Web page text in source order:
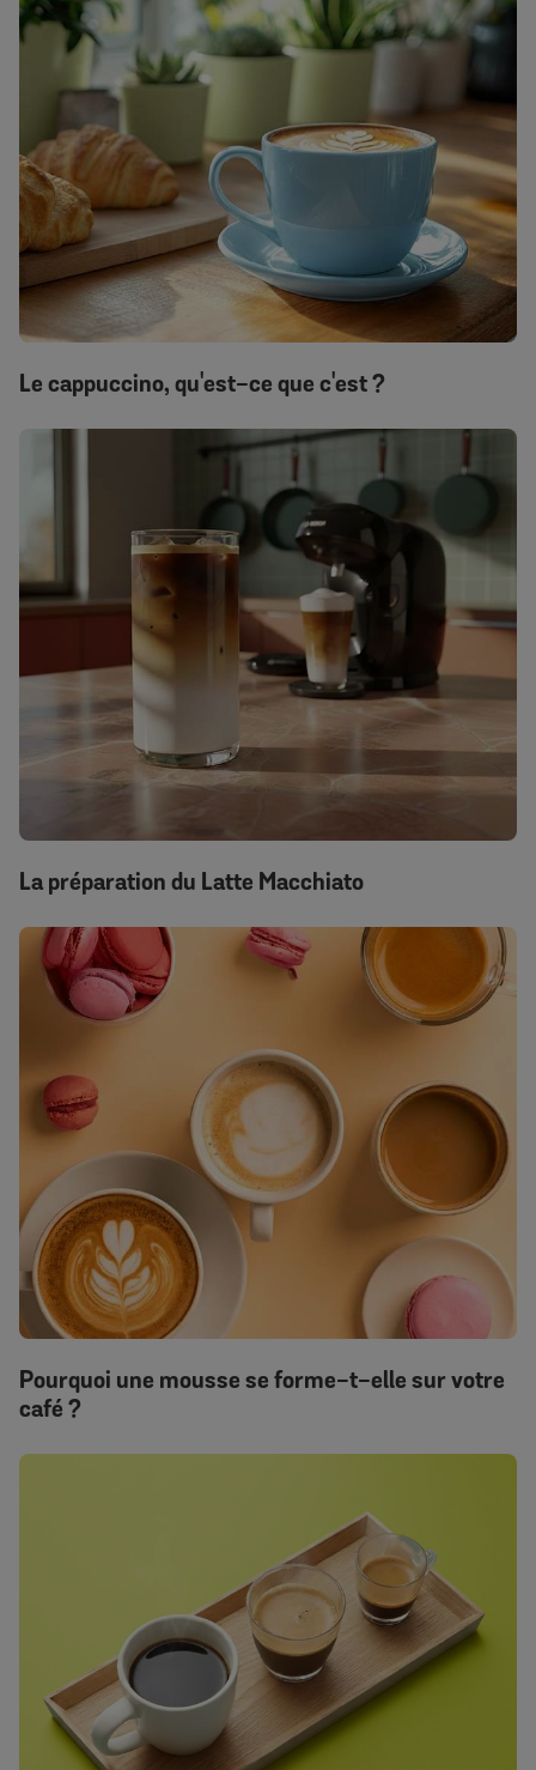
Le cappuccino, qu'est-ce que c'est ?
La préparation du Latte Macchiato
Pourquoi une mousse se forme-t-elle sur votre
café ?